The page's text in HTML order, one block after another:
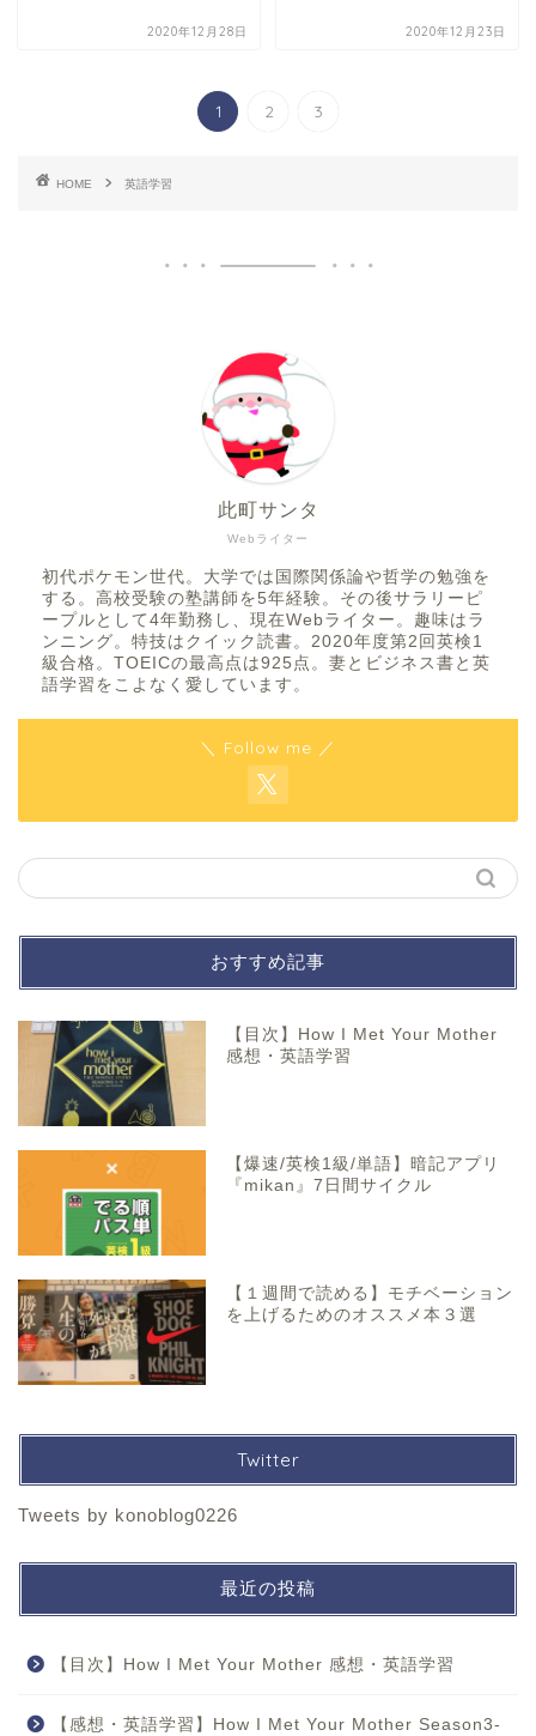
2020年12月28日 2020年12月23日
1 2 3
HOME 英語学習
Webライター
此町サンタ
初代ポケモン世代。大学では国際関係論や哲学の勉強を
する。高校受験の塾講師を5年経験。その後サラリーピ
ープルとして4年勤務し、現在Webライター。趣味はラ
ンニング。特技はクイック読書。2020年度第2回英検1
級合格。TOEICの最高点は925点。妻とビジネス書と英
語学習をこよなく愛しています。
＼ Follow me ／
おすすめ記事
【目次】How I Met Your Mother
感想・英語学習
【爆速/英検1級/単語】暗記アプリ
『mikan』7日間サイクル
【１週間で読める】モチベーション
を上げるためのオススメ本３選
Twitter
Tweets by konoblog0226
最近の投稿
【目次】How I Met Your Mother 感想・英語学習
【感想・英語学習】How I Met Your Mother Season3-